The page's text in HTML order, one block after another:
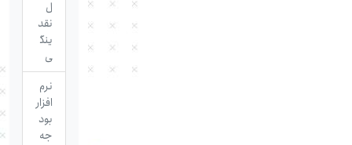
نقد
ینگ
ی
نرم
افزار
بود
جه